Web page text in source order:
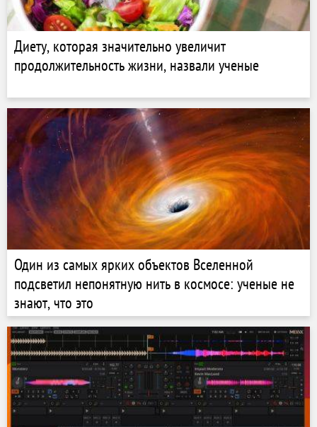
Диету, которая значительно увеличит
продолжительность жизни, назвали ученые
Один из самых ярких объектов Вселенной
подсветил непонятную нить в космосе: ученые не
знают, что это